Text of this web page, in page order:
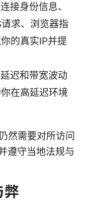
接身份信息、
求、浏览器指
的真实IP并提
迟和带宽波动
在高延迟环境
然需要对所访问
遵守当地法规与
弊